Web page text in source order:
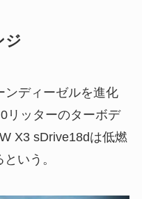
ジ
ンディーゼルを進化
リッターのターボデ
X3 sDrive18dは低燃
いう。